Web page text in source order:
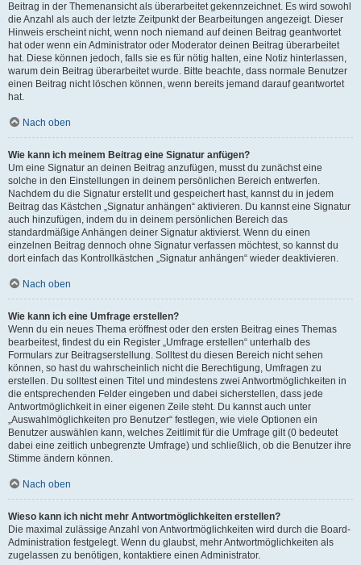
Beitrag in der Themenansicht als überarbeitet gekennzeichnet. Es wird sowohl
die Anzahl als auch der letzte Zeitpunkt der Bearbeitungen angezeigt. Dieser
Hinweis erscheint nicht, wenn noch niemand auf deinen Beitrag geantwortet
hat oder wenn ein Administrator oder Moderator deinen Beitrag überarbeitet
hat. Diese können jedoch, falls sie es für nötig halten, eine Notiz hinterlassen,
warum dein Beitrag überarbeitet wurde. Bitte beachte, dass normale Benutzer
einen Beitrag nicht löschen können, wenn bereits jemand darauf geantwortet
hat.
Nach oben
Wie kann ich meinem Beitrag eine Signatur anfügen?
Um eine Signatur an deinen Beitrag anzufügen, musst du zunächst eine
solche in den Einstellungen in deinem persönlichen Bereich entwerfen.
Nachdem du die Signatur erstellt und gespeichert hast, kannst du in jedem
Beitrag das Kästchen „Signatur anhängen“ aktivieren. Du kannst eine Signatur
auch hinzufügen, indem du in deinem persönlichen Bereich das
standardmäßige Anhängen deiner Signatur aktivierst. Wenn du einen
einzelnen Beitrag dennoch ohne Signatur verfassen möchtest, so kannst du
dort einfach das Kontrollkästchen „Signatur anhängen“ wieder deaktivieren.
Nach oben
Wie kann ich eine Umfrage erstellen?
Wenn du ein neues Thema eröffnest oder den ersten Beitrag eines Themas
bearbeitest, findest du ein Register „Umfrage erstellen“ unterhalb des
Formulars zur Beitragserstellung. Solltest du diesen Bereich nicht sehen
können, so hast du wahrscheinlich nicht die Berechtigung, Umfragen zu
erstellen. Du solltest einen Titel und mindestens zwei Antwortmöglichkeiten in
die entsprechenden Felder eingeben und dabei sicherstellen, dass jede
Antwortmöglichkeit in einer eigenen Zeile steht. Du kannst auch unter
„Auswahlmöglichkeiten pro Benutzer“ festlegen, wie viele Optionen ein
Benutzer auswählen kann, welches Zeitlimit für die Umfrage gilt (0 bedeutet
dabei eine zeitlich unbegrenzte Umfrage) und schließlich, ob die Benutzer ihre
Stimme ändern können.
Nach oben
Wieso kann ich nicht mehr Antwortmöglichkeiten erstellen?
Die maximal zulässige Anzahl von Antwortmöglichkeiten wird durch die Board-
Administration festgelegt. Wenn du glaubst, mehr Antwortmöglichkeiten als
zugelassen zu benötigen, kontaktiere einen Administrator.